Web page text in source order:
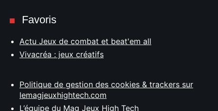
Favoris
Actu Jeux de combat et beat'em all
Vivacréa : jeux créatifs
Politique de gestion des cookies & trackers sur
lemagjeuxhightech.com
L’équipe du Mag Jeux High Tech